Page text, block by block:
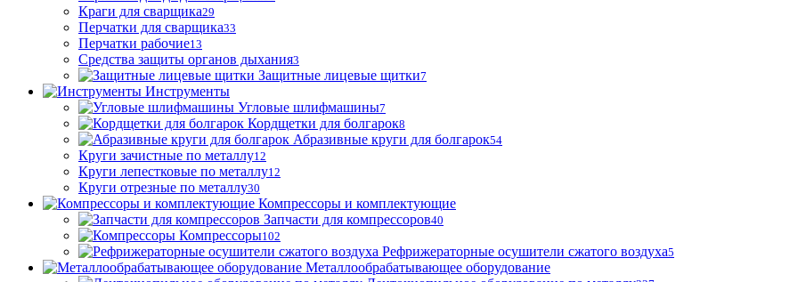
Краги для сварщика29
Перчатки для сварщика33
Перчатки рабочие13
Средства защиты органов дыхания3
Защитные лицевые щитки7
Инструменты
Угловые шлифмашины7
Кордщетки для болгарок8
Абразивные круги для болгарок54
Круги зачистные по металлу12
Круги лепестковые по металлу12
Круги отрезные по металлу30
Компрессоры и комплектующие
Запчасти для компрессоров40
Компрессоры102
Рефрижераторные осушители сжатого воздуха5
Металлообрабатывающее оборудование